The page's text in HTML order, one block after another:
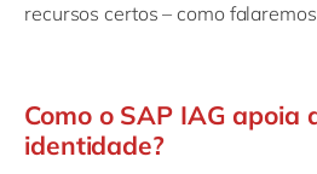
recursos certos – como
Como o SAP IAG apoia
identidade?